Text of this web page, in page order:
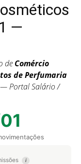
—
de Comércio
de Perfumaria
— Portal Salário /
i